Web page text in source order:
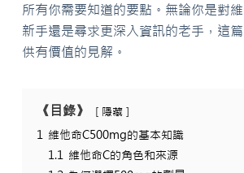
所有你需要知道的要點。無論你是對
新手還是尋求更深入資訊的老手，這
供有價值的見解。
《目錄》 隱藏
1 維他命C500mg的基本知識
1.1 維他命C的角色和來源